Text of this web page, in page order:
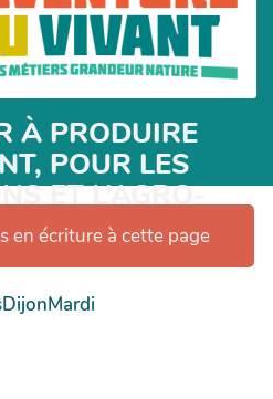
À PRODUIRE
POUR LES
ET L’AGRO-
en écriture à cette page